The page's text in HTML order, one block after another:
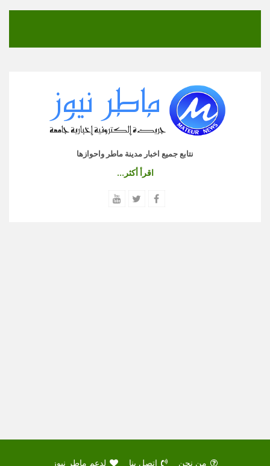
نتابع جميع اخبار مدينة ماطر واحوازها
اقرأ أكثر...
من نحن اتصل بنا لدعم ماطر نيوز